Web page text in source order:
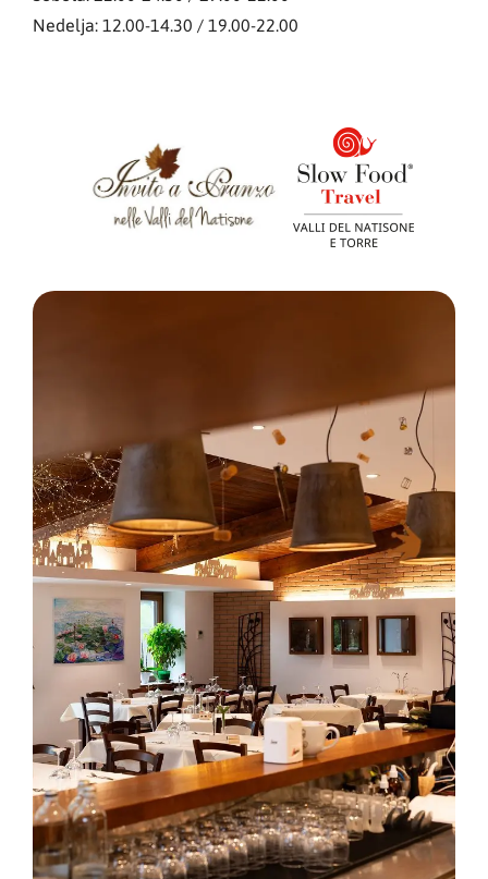
Nedelja: 12.00-14.30 / 19.00-22.00